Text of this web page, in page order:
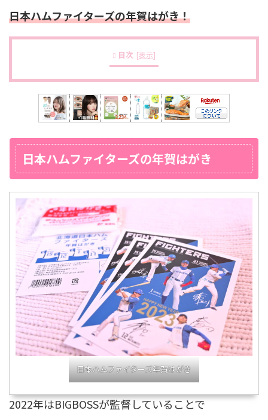
日本ハムファイターズの年賀はがき！
目次 [表示]
日本ハムファイターズの年賀はがき
日本ハムファイターズ年賀はがき
2022年はBIGBOSSが監督していることで